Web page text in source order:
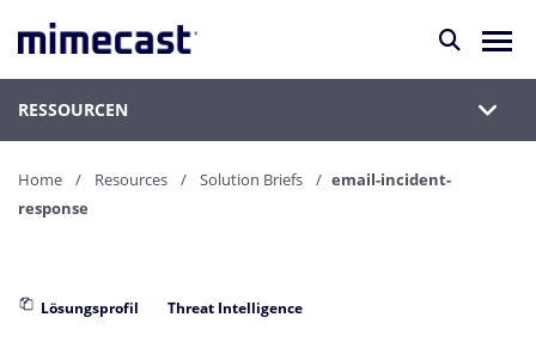
RESSOURCEN
Home Resources Solution Briefs
email-incident-
response
Lösungsprofil Threat Intelligence